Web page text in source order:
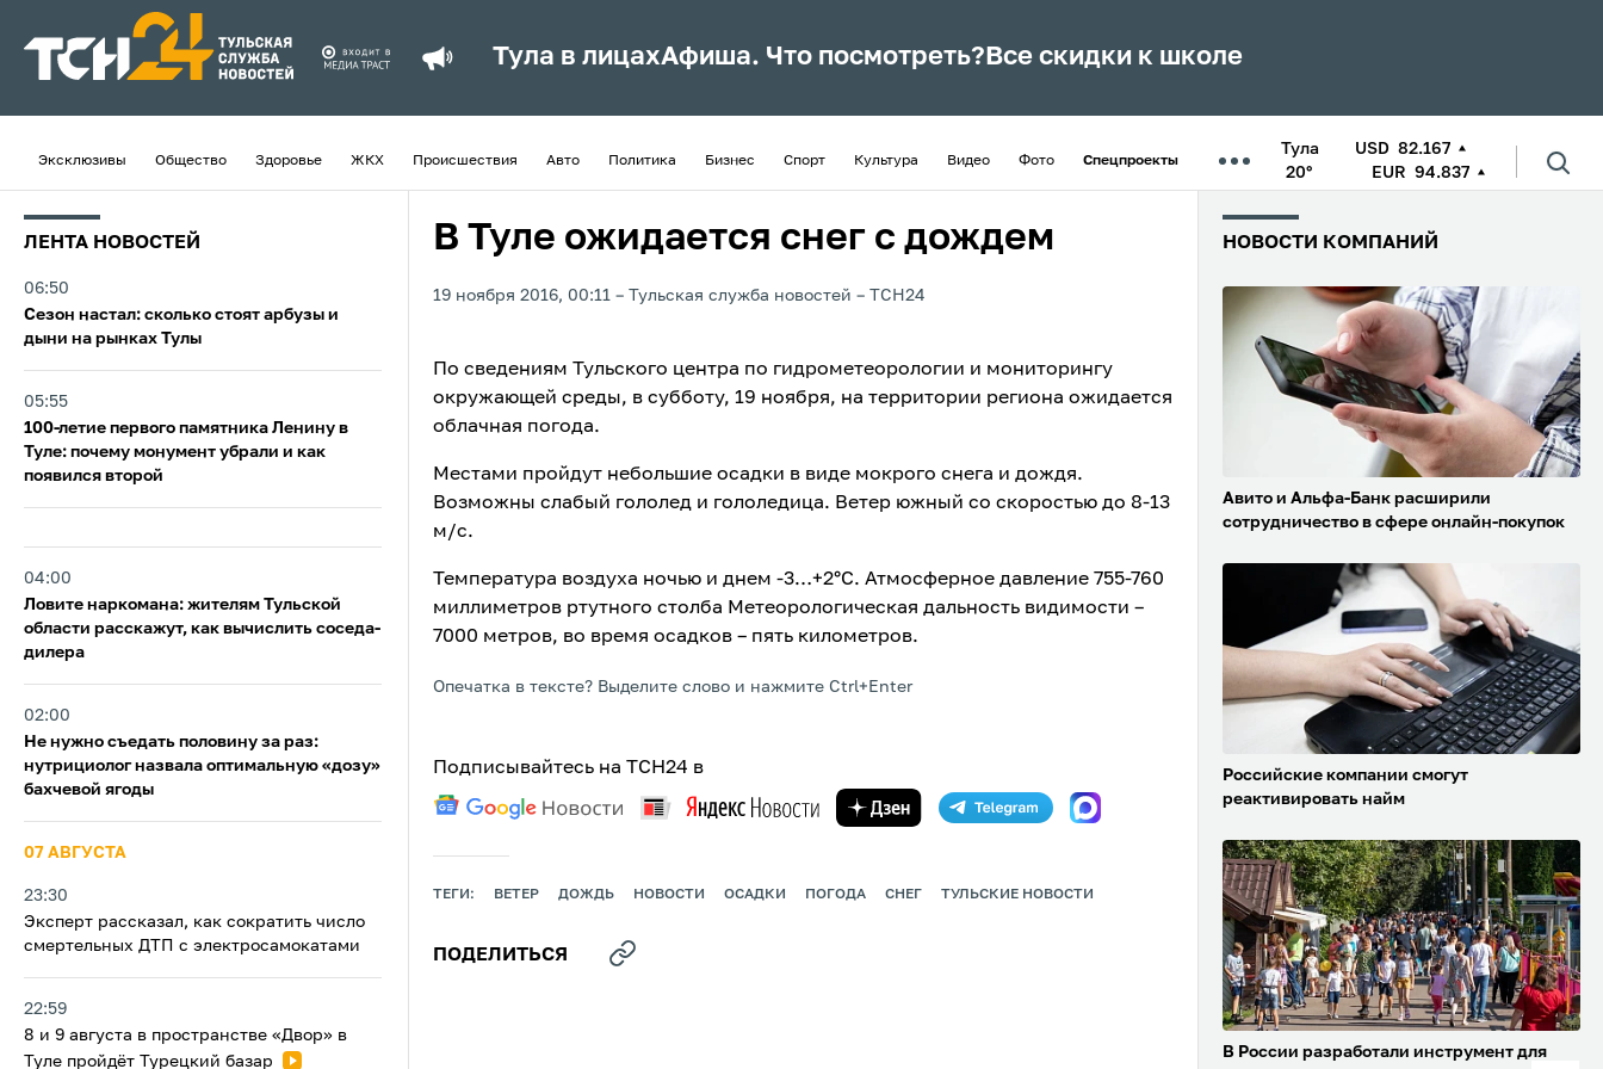
Тула в лицахАфиша. Что посмотреть? Все скидки к школе
Эксклюзивы Общество Здоровье ЖКХ Происшествия Авто Политика Бизнес Спорт Культура Видео Фото Спецпроекты
Тула
20°
USD 82.167
EUR 94.837
ЛЕНТА НОВОСТЕЙ
06:50
Сезон настал: сколько стоят арбузы и
дыни на рынках Тулы
05:55
100-летие первого памятника Ленину в
Туле: почему монумент убрали и как
появился второй
04:00
Ловите наркомана: жителям Тульской
области расскажут, как вычислить соседа-
дилера
02:00
Не нужно съедать половину за раз:
нутрициолог назвала оптимальную «дозу»
бахчевой ягоды
07 АВГУСТА
23:30
Эксперт рассказал, как сократить число
смертельных ДТП с электросамокатами
22:59
8 и 9 августа в пространстве «Двор» в
Туле пройдёт Турецкий базар
В Туле ожидается снег с дождем
19 ноября 2016, 00:11 Тульская служба новостей ТСН24
По сведениям Тульского центра по гидрометеорологии и мониторингу
окружающей среды, в субботу, 19 ноября, на территории региона ожидается
облачная погода.
Местами пройдут небольшие осадки в виде мокрого снега и дождя.
Возможны слабый гололед и гололедица. Ветер южный со скоростью до 8-13
м/с.
Температура воздуха ночью и днем -3…+2°С. Атмосферное давление 755-760
миллиметров ртутного столба Метеорологическая дальность видимости –
7000 метров, во время осадков – пять километров.
Опечатка в тексте? Выделите слово и нажмите Ctrl+Enter
Подписывайтесь на ТСН24 в
ТЕГИ: ВЕТЕР ДОЖДЬ НОВОСТИ ОСАДКИ ПОГОДА СНЕГ ТУЛЬСКИЕ НОВОСТИ
ПОДЕЛИТЬСЯ
НОВОСТИ КОМПАНИЙ
Авито и Альфа-Банк расширили
сотрудничество в сфере онлайн-покупок
Российские компании смогут
реактивировать найм
В России разработали инструмент для